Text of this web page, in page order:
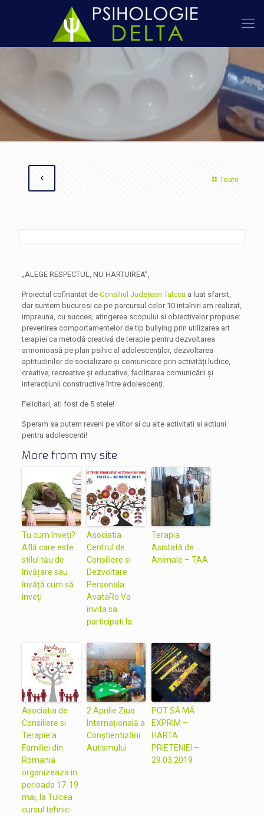
Toate
„ALEGE RESPECTUL, NU HARTUIREA”,
Proiectul cofinantat de Consiliul Județean Tulceaa luat sfarsit,
dar suntem bucurosi ca pe parcursul celor 10 intalniri am realizat,
impreuna, cu succes, atingerea scopului si obiectivelor propuse:
prevenirea comportamentelor de tip bullying prin utilizarea art
terapiei ca metodă creativă de terapie pentru dezvoltarea
armonioasă pe plan psihic al adolescenților, dezvoltarea
aptitudinilor de socializare și comunicare prin activități ludice,
creative, recreative și educative, facilitarea comunicării și
interacțiunii constructive între adolescenți.
Felicitari, ati fost de 5 stele!
Speram sa putem reveni pe viitor si cu alte activitati si actiuni
pentru adolescenti!
More from my site
Tu cum înveți?
Află care este
stilul tău de
învățare sau
învăță cum să
înveți
Asociatia
Centrul de
Consiliere si
Dezvoltare
Personala
AvataRo Va
invita sa
participati la:
Terapia
Asistată de
Animale – TAA
Asociatia de
Consiliere si
Terapie a
Familiei din
Romania
organizeaza in
perioada 17-19
mai, la Tulcea
cursul tehnic-
2 Aprilie Ziua
Internațională a
Conștientizării
Autismului
POT SĂ MĂ
EXPRIM –
HARTA
PRIETENIEI –
29.03.2019